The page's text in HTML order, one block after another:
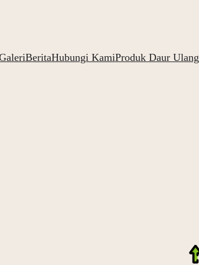
BeritaHubungi KamiProduk Daur Ulang